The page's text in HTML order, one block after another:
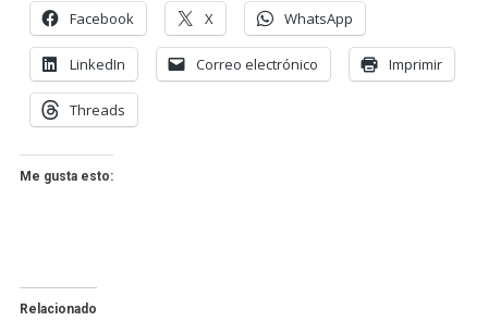
Facebook X WhatsApp
LinkedIn Correo electrónico Imprimir
Threads
Me gusta esto:
Relacionado